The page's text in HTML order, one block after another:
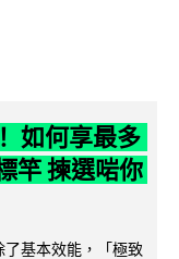
如何享最多
竿 揀選啱你
基本效能，「極致